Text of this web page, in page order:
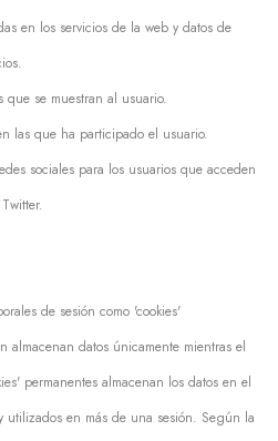
en los servicios de la web y datos de
que se muestran al usuario.
las que ha participado el usuario.
sociales para los usuarios que acceden
de sesión como 'cookies'
almacenan datos únicamente mientras el
permanentes almacenan los datos en el
utilizados en más de una sesión. Según la